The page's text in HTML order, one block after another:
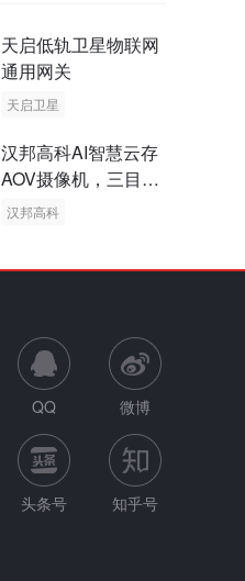
天启低轨卫星物联网
通用网关
天启卫星
汉邦高科AI智慧云存
AOV摄像机，三目太
阳能多摄球机
汉邦高科
QQ 微博
头条号 知乎号